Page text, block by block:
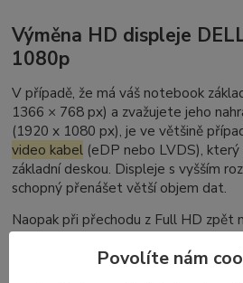
Výměna HD displeje
1080p
V případě, že má váš notebook
1366 × 768 px) a zvažujete jeho
(1920 x 1080 px), je ve většině
video kabel (eDP nebo LVDS),
základní deskou. Displeje s vyšším
schopný přenášet větší objem dat.
Naopak při přechodu z Full HD zpět
kabelu nutná – kabely pro vyšší
režimy zobrazení.Povolíte nám